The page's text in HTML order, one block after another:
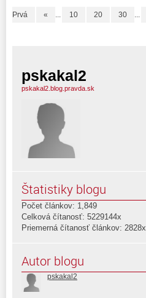
Prvá « ... 10 20 30 ...
pskakal2
pskakal2.blog.pravda.sk
Štatistiky blogu
Počet článkov: 1,849
Celková čítanosť: 5229144x
Priemerná čítanosť článkov: 2828x
Autor blogu
pskakal2